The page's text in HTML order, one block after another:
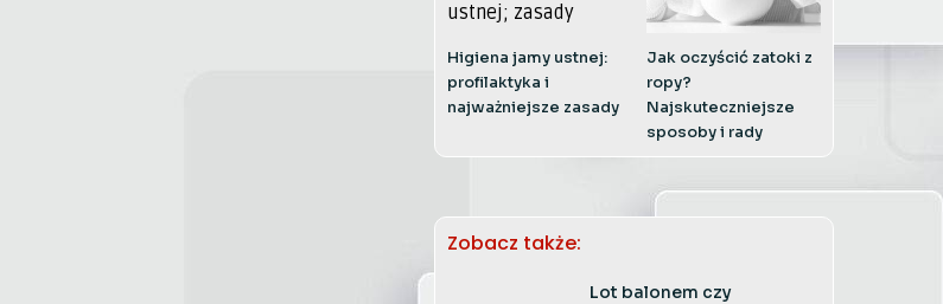
Higiena jamy ustnej:
profilaktyka i
najważniejsze zasady
Jak oczyścić zatoki z
ropy?
Najskuteczniejsze
sposoby i rady
Zobacz także:
Lot balonem czy